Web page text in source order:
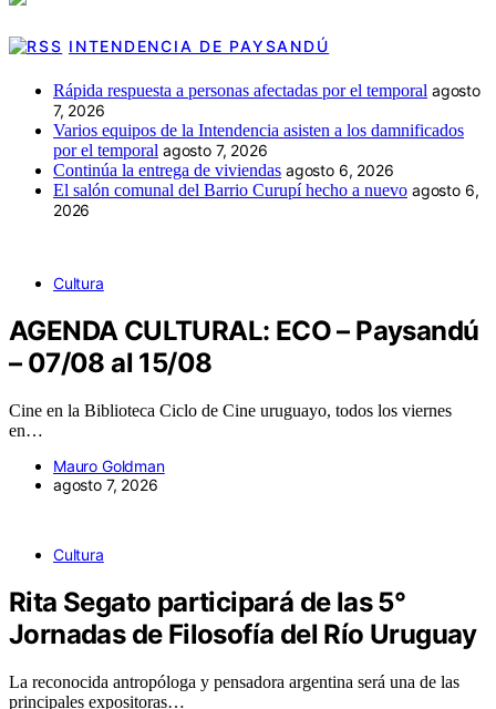
INTENDENCIA DE PAYSANDÚ
Rápida respuesta a personas afectadas por el temporal agosto
7, 2026
Varios equipos de la Intendencia asisten a los damnificados
por el temporal agosto 7, 2026
Continúa la entrega de viviendas agosto 6, 2026
El salón comunal del Barrio Curupí hecho a nuevo agosto 6,
2026
Cultura
AGENDA CULTURAL: ECO – Paysandú
– 07/08 al 15/08
Cine en la Biblioteca Ciclo de Cine uruguayo, todos los viernes
en…
Mauro Goldman
agosto 7, 2026
Cultura
Rita Segato participará de las 5°
Jornadas de Filosofía del Río Uruguay
La reconocida antropóloga y pensadora argentina será una de las
principales expositoras…